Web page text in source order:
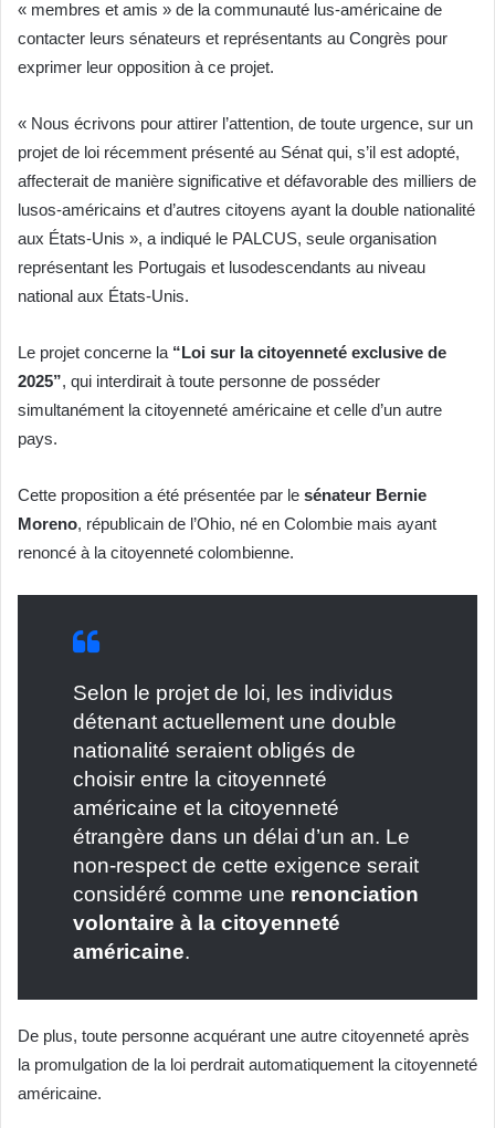
« membres et amis » de la communauté lus-américaine de
contacter leurs sénateurs et représentants au Congrès pour
exprimer leur opposition à ce projet.
« Nous écrivons pour attirer l’attention, de toute urgence, sur un
projet de loi récemment présenté au Sénat qui, s’il est adopté,
affecterait de manière significative et défavorable des milliers de
lusos-américains et d’autres citoyens ayant la double nationalité
aux États-Unis », a indiqué le PALCUS, seule organisation
représentant les Portugais et lusodescendants au niveau
national aux États-Unis.
Le projet concerne la “Loi sur la citoyenneté exclusive de
2025”, qui interdirait à toute personne de posséder
simultanément la citoyenneté américaine et celle d’un autre
pays.
Cette proposition a été présentée par le sénateur Bernie
Moreno, républicain de l’Ohio, né en Colombie mais ayant
renoncé à la citoyenneté colombienne.
Selon le projet de loi, les individus
détenant actuellement une double
nationalité seraient obligés de
choisir entre la citoyenneté
américaine et la citoyenneté
étrangère dans un délai d’un an. Le
non-respect de cette exigence serait
considéré comme une renonciation
volontaire à la citoyenneté
américaine.
De plus, toute personne acquérant une autre citoyenneté après
la promulgation de la loi perdrait automatiquement la citoyenneté
américaine.